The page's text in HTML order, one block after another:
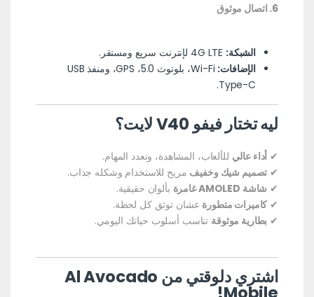
6. اتصال موثوق
الشبكة:
الإضافات:
Wi-Fi، بلوتوث 5.0، GPS، ومنفذ USB
Type-C.
ليه تختار فيفو V40 لايت؟
✔ أداء عالي للألعاب، المشاهدة، وتعدد المهام.
✔ تصميم شيك وخفيف مريح للاستخدام وشكله جذاب.
✔ شاشة AMOLED غامرة
بألوان حقيقية.
✔كاميرات متطورة عشان توثق كل لحظة.
✔ بطارية موثوقة تناسب أسلوب حياتك اليومي.
اشتري دلوقتي من Al Avocado